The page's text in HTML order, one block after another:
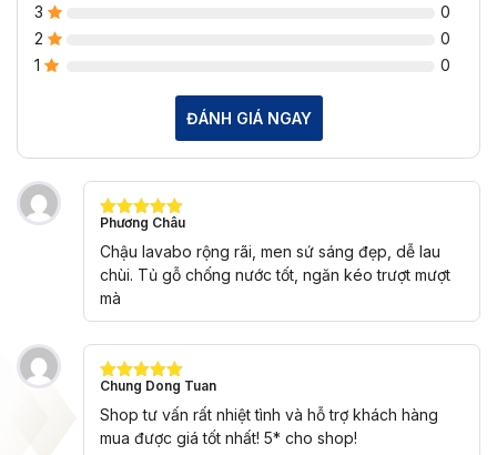
3
0
2
0
1
0
ĐÁNH GIÁ NGAY
Được xếp
hạng
5
sao
Phương Châu
Chậu lavabo rộng rãi, men sứ sáng đẹp, dễ lau
chùi. Tủ gỗ chống nước tốt, ngăn kéo trượt mượt
mà
Được xếp
hạng
5 5
sao
Chung Dong Tuan
Shop tư vấn rất nhiệt tình và hỗ trợ khách hàng
mua được giá tốt nhất! 5* cho shop!